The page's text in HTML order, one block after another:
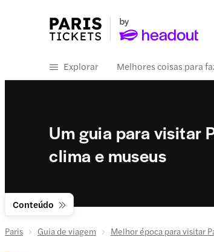
Explorar Melhores coisas para
Conteúdo
Um guia para visitar
clima e museus
Paris Guia de viagem Melhor época para visitar